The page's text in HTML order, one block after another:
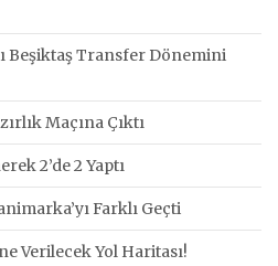
Beşiktaş Transfer Dönemini
Maçına Çıktı
2’de 2 Yaptı
Farklı Geçti
Verilecek Yol Haritası!